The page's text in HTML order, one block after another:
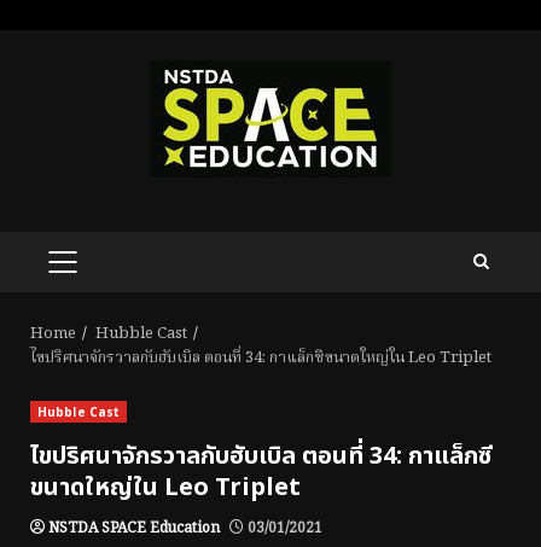
PRIMARY
Home
Hubble Cast
ไขปริศนาจักรวาลกับฮับเบิล ตอนที่ 34: กาแล็กซีขนาดใหญ่ใน Leo Triplet
Hubble Cast
ไขปริศนาจักรวาลกับฮับเบิล ตอนที่ 34: กาแล็กซี
ขนาดใหญ่ใน Leo Triplet
NSTDA SPACE Education 03/01/2021